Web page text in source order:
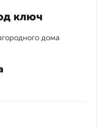
ключ
дома